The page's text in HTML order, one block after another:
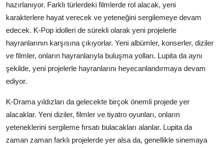
hazırlanıyor. Farklı türlerdeki filmlerde rol alacak, yeni
karakterlere hayat verecek ve yeteneğini sergilemeye devam
edecek. K-Pop idolleri de sürekli olarak yeni projelerle
hayranlarının karşısına çıkıyorlar. Yeni albümler, konserler, diziler
ve filmler, onların hayranlarıyla buluşma yolları. Lupita da aynı
şekilde, yeni projelerle hayranlarını heyecanlandırmaya devam
ediyor.
K-Drama yıldızları da gelecekte birçok önemli projede yer
alacaklar. Yeni diziler, filmler ve tiyatro oyunları, onların
yeteneklerini sergileme fırsatı bulacakları alanlar. Lupita da
zaman zaman farklı projelerde yer alsa da, genellikle sinemaya